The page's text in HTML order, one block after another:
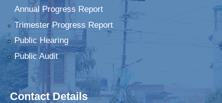
Annual Progress Report
Trimester Progress Report
Public Hearing
Public Audit
Contact Details